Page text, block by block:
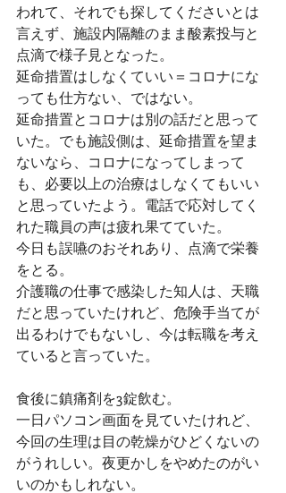
われて、それでも探してくださいとは
言えず、施設内隔離のまま酸素投与と
点滴で様子見となった。
延命措置はしなくていい＝コロナにな
っても仕方ない、ではない。
延命措置とコロナは別の話だと思って
いた。でも施設側は、延命措置を望ま
ないなら、コロナになってしまって
も、必要以上の治療はしなくてもいい
と思っていたよう。電話で応対してく
れた職員の声は疲れ果てていた。
今日も誤嚥のおそれあり、点滴で栄養
をとる。
介護職の仕事で感染した知人は、天職
だと思っていたけれど、危険手当てが
出るわけでもないし、今は転職を考え
ていると言っていた。
食後に鎮痛剤を3錠飲む。
一日パソコン画面を見ていたけれど、
今回の生理は目の乾燥がひどくないの
がうれしい。夜更かしをやめたのがい
いのかもしれない。